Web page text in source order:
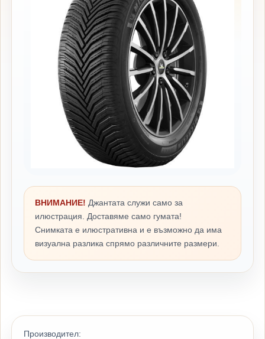
ВНИМАНИЕ! Джантата служи само за
илюстрация. Доставяме само гумата!
Снимката е илюстративна и е възможно да има
визуална разлика спрямо различните размери.
Производител: